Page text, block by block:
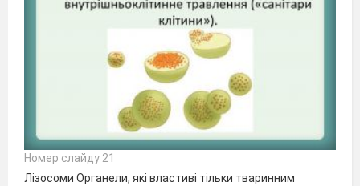
Номер слайду 21
Лізосоми Органели, які властиві тільки тваринним